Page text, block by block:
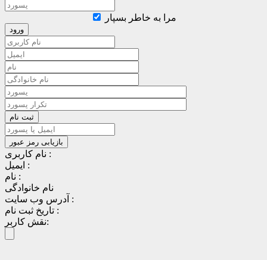
مرا به خاطر بسپار
نام کاربری :
ایمیل :
نام :
نام خانوادگی
آدرس وب سایت :
تاریخ ثبت نام :
نقش کاربر: